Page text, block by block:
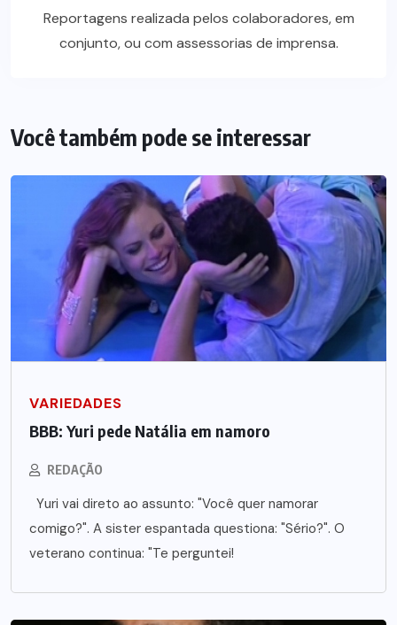
Reportagens realizada pelos colaboradores, em
conjunto, ou com assessorias de imprensa.
Você também pode se interessar
VARIEDADES
BBB: Yuri pede Natália em namoro
REDAÇÃO
Yuri vai direto ao assunto: "Você quer namorar
comigo?". A sister espantada questiona: "Sério?". O
veterano continua: "Te perguntei!